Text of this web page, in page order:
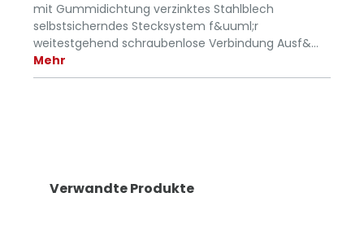
mit Gummidichtung verzinktes Stahlblech
selbstsicherndes Stecksystem f&uuml;r
weitestgehend schraubenlose Verbindung Ausf&…
Mehr
Verwandte Produkte